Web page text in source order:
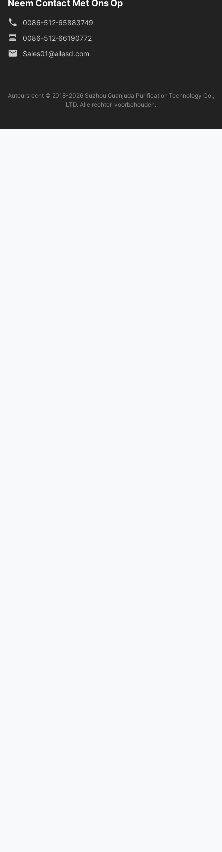
Neem Contact Met Ons Op
0086-512-65883749
0086-512-66190772
Sales01@allesd.com
Auteursrecht © 2018-2026 Suzhou Quanjuda Purification Technology Co.,
LTD. Alle rechten voorbehouden.